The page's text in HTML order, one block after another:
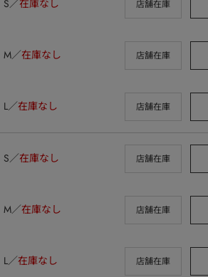
S 在庫なし 店舗在庫
M 在庫なし 店舗在庫
L 在庫なし 店舗在庫
S 在庫なし 店舗在庫
M 在庫なし 店舗在庫
L 在庫なし 店舗在庫